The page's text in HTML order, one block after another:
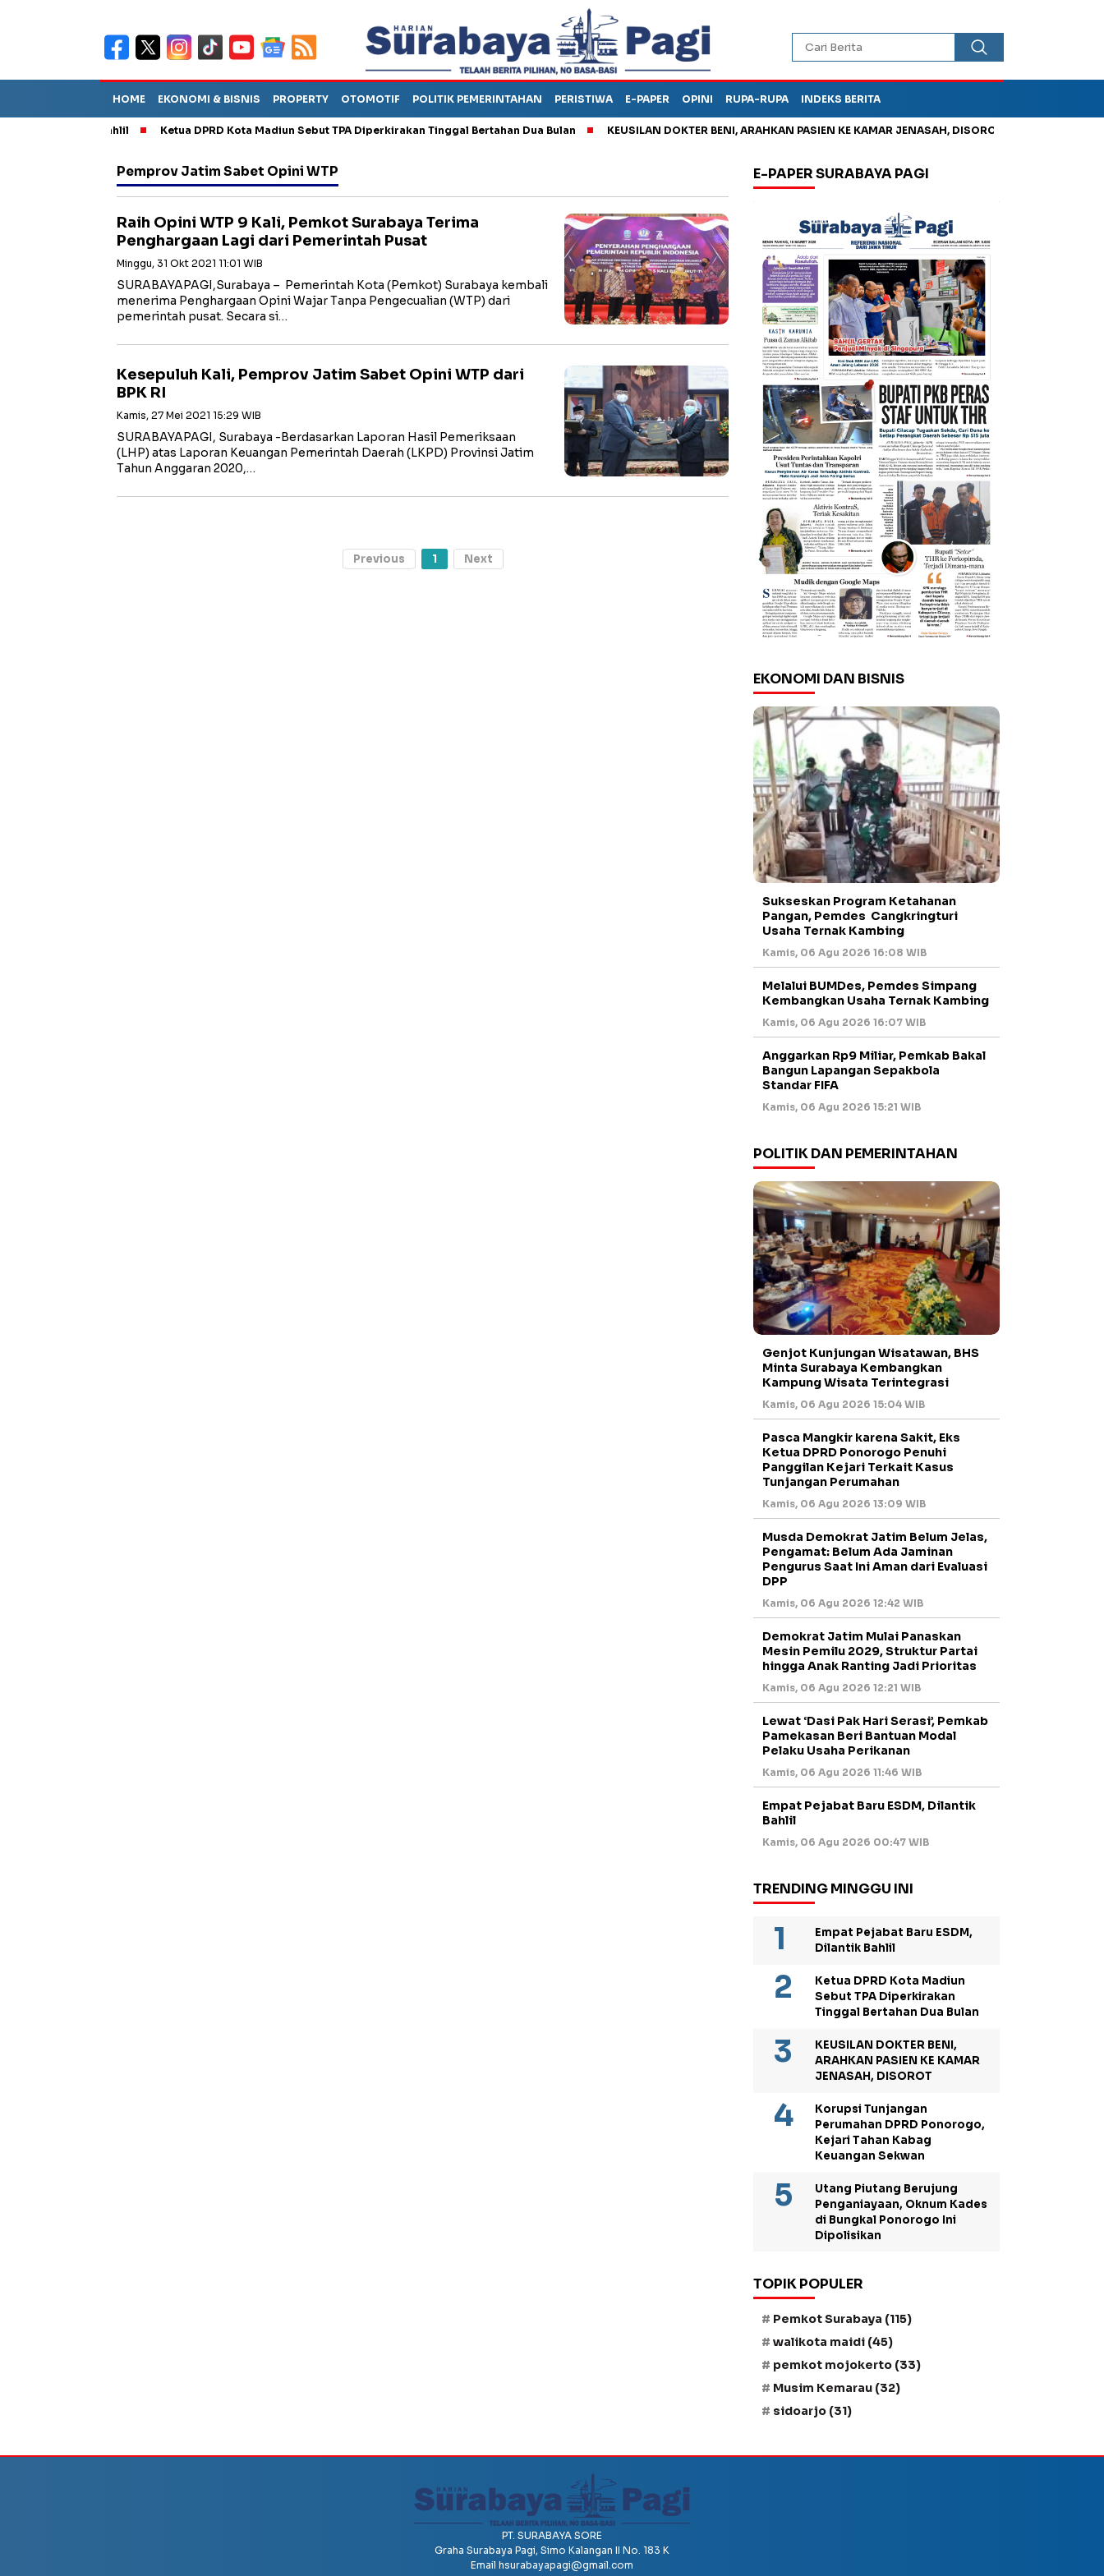
HOME EKONOMI & BISNIS PROPERTY OTOMOTIF POLITIK PEMERINTAHAN PERISTIWA E-PAPER OPINI RUPA-RUPA INDEKS BERITA
Ketua DPRD Kota Madiun Sebut TPA Diperkirakan Tinggal Bertahan Dua Bulan KEUSILAN DOKTER BENI, ARAHKAN PASIEN KE KAMAR JENASAH, DISOROT
Pemprov Jatim Sabet Opini WTP
Raih Opini WTP 9 Kali, Pemkot Surabaya Terima
Penghargaan Lagi dari Pemerintah Pusat
Minggu, 31 Okt 2021 11:01 WIB
SURABAYAPAGI,Surabaya – Pemerintah Kota (Pemkot) Surabaya kembali
menerima Penghargaan Opini Wajar Tanpa Pengecualian (WTP) dari
pemerintah pusat. Secara si…
Kesepuluh Kali, Pemprov Jatim Sabet Opini WTP dari
BPK RI
Kamis, 27 Mei 2021 15:29 WIB
SURABAYAPAGI, Surabaya -Berdasarkan Laporan Hasil Pemeriksaan
(LHP) atas Laporan Keuangan Pemerintah Daerah (LKPD) Provinsi Jatim
Tahun Anggaran 2020,…
Previous 1 Next
E-PAPER SURABAYA PAGI
EKONOMI DAN BISNIS
Sukseskan Program Ketahanan
Pangan, Pemdes Cangkringturi
Usaha Ternak Kambing
Kamis, 06 Agu 2026 16:08 WIB
Melalui BUMDes, Pemdes Simpang
Kembangkan Usaha Ternak Kambing
Kamis, 06 Agu 2026 16:07 WIB
Anggarkan Rp9 Miliar, Pemkab Bakal
Bangun Lapangan Sepakbola
Standar FIFA
Kamis, 06 Agu 2026 15:21 WIB
POLITIK DAN PEMERINTAHAN
Genjot Kunjungan Wisatawan, BHS
Minta Surabaya Kembangkan
Kampung Wisata Terintegrasi
Kamis, 06 Agu 2026 15:04 WIB
Pasca Mangkir karena Sakit, Eks
Ketua DPRD Ponorogo Penuhi
Panggilan Kejari Terkait Kasus
Tunjangan Perumahan
Kamis, 06 Agu 2026 13:09 WIB
Musda Demokrat Jatim Belum Jelas,
Pengamat: Belum Ada Jaminan
Pengurus Saat Ini Aman dari Evaluasi
DPP
Kamis, 06 Agu 2026 12:42 WIB
Demokrat Jatim Mulai Panaskan
Mesin Pemilu 2029, Struktur Partai
hingga Anak Ranting Jadi Prioritas
Kamis, 06 Agu 2026 12:21 WIB
Lewat ‘Dasi Pak Hari Serasi’, Pemkab
Pamekasan Beri Bantuan Modal
Pelaku Usaha Perikanan
Kamis, 06 Agu 2026 11:46 WIB
Empat Pejabat Baru ESDM, Dilantik
Bahlil
Kamis, 06 Agu 2026 00:47 WIB
TRENDING MINGGU INI
Empat Pejabat Baru ESDM,
Dilantik Bahlil
Ketua DPRD Kota Madiun
Sebut TPA Diperkirakan
Tinggal Bertahan Dua Bulan
KEUSILAN DOKTER BENI,
ARAHKAN PASIEN KE KAMAR
JENASAH, DISOROT
Korupsi Tunjangan
Perumahan DPRD Ponorogo,
Kejari Tahan Kabag
Keuangan Sekwan
Utang Piutang Berujung
Penganiayaan, Oknum Kades
di Bungkal Ponorogo Ini
Dipolisikan
TOPIK POPULER
Pemkot Surabaya (115)
walikota maidi (45)
pemkot mojokerto (33)
Musim Kemarau (32)
sidoarjo (31)
PT. SURABAYA SORE
Graha Surabaya Pagi, Simo Kalangan II No. 183 K
Email hsurabayapagi@gmail.com